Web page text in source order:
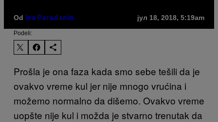
Od Iva Parađanin јул 18, 2018, 5:19am
Podeli:
Prošla je ona faza kada smo sebe tešili da je
ovakvo vreme kul jer nije mnogo vrućina i
možemo normalno da dišemo. Ovakvo vreme
uopšte nije kul i možda je stvarno trenutak da